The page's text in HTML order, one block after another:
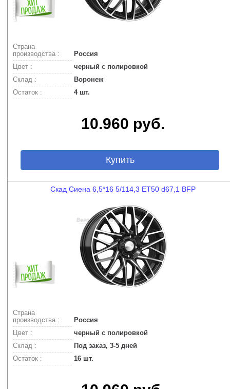
Страна
производства :
Россия
Цвет :
черный с полировкой
Склад :
Воронеж
Остаток :
4 шт.
10.960 руб.
Купить
Скад Сиена 6,5*16 5/114,3 ET50 d67,1 BFP
Страна
производства :
Россия
Цвет :
черный с полировкой
Склад :
Под заказ, 3-5 дней
Остаток :
16 шт.